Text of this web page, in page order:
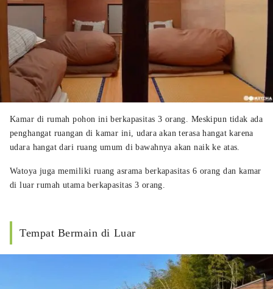
Kamar di rumah pohon ini berkapasitas 3 orang. Meskipun tidak ada
penghangat ruangan di kamar ini, udara akan terasa hangat karena
udara hangat dari ruang umum di bawahnya akan naik ke atas.
Watoya juga memiliki ruang asrama berkapasitas 6 orang dan kamar
di luar rumah utama berkapasitas 3 orang.
Tempat Bermain di Luar